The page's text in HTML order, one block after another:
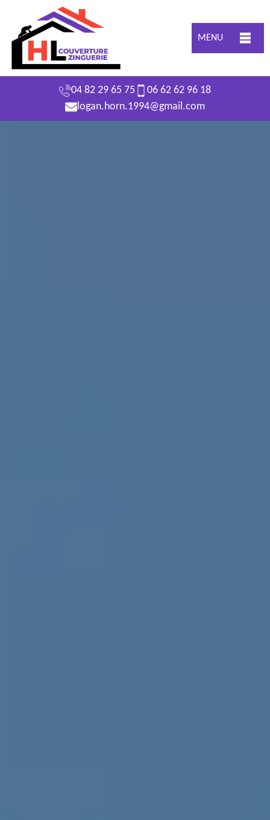
MENU
04 82 29 65 75
06 62 62 96 18
logan.horn.1994@gmail.com